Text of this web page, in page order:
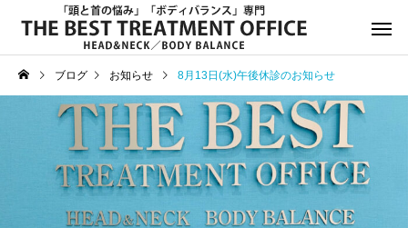
サービスサンプル4 サービスサ
ブログ お知らせ 8月13日(水)午後休診のお知らせ